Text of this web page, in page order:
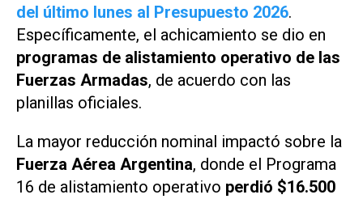
del último lunes al Presupuesto 2026.
Específicamente, el achicamiento se dio en
programas de alistamiento operativo de las
Fuerzas Armadas, de acuerdo con las
planillas oficiales.
La mayor reducción nominal impactó sobre la
Fuerza Aérea Argentina, donde el Programa
16 de alistamiento operativo perdió $16.500